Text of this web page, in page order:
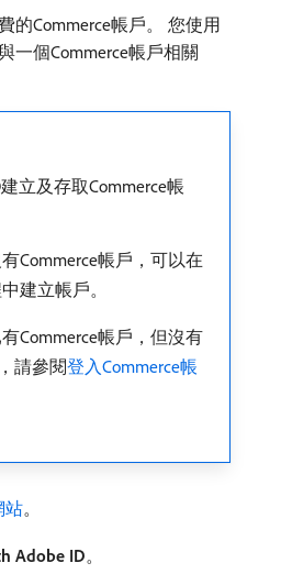
的Commerce帳戶。 您使用
一個Commerce帳戶相關
立及存取Commerce帳
Commerce帳戶，可以在
建立帳戶。
Commerce帳戶，但沒有
請參閱登入Commerce帳
站。
Adobe ID。